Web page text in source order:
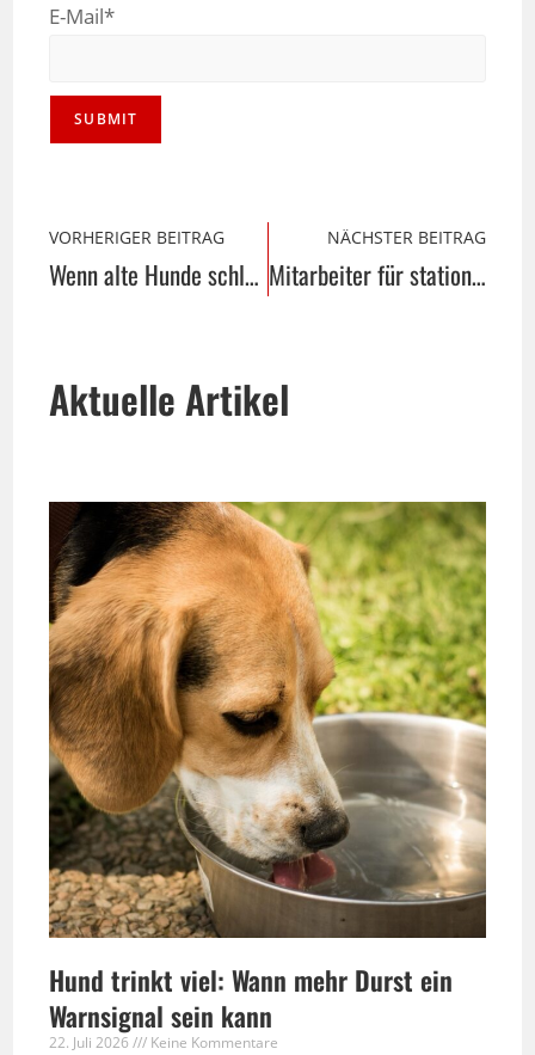
E-Mail*
VORHERIGER BEITRAG
Wenn alte Hunde schlecht fressen
NÄCHSTER BEITRAG
Mitarbeiter für stationäre Wohngruppen gesucht (m/w/d)
Aktuelle Artikel
Hund trinkt viel: Wann mehr Durst ein
Warnsignal sein kann
22. Juli 2026 Keine Kommentare